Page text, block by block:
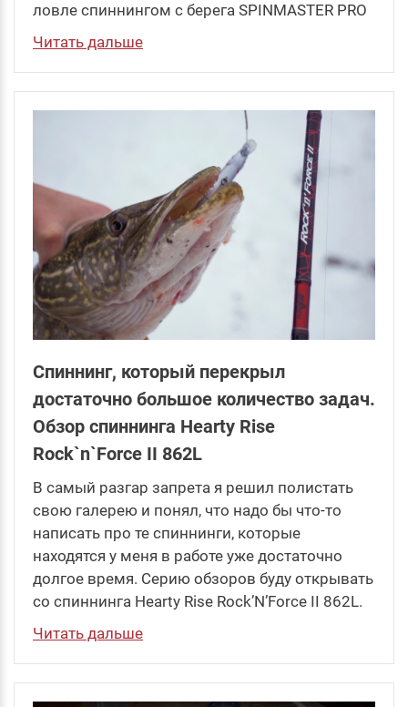
ловле спиннингом с берега SPINMASTER PRO
Читать дальше
Спиннинг, который перекрыл
достаточно большое количество задач.
Обзор спиннинга Hearty Rise
Rock`n`Force II 862L
В самый разгар запрета я решил полистать
свою галерею и понял, что надо бы что-то
написать про те спиннинги, которые
находятся у меня в работе уже достаточно
долгое время. Серию обзоров буду открывать
со спиннинга Hearty Rise Rock’N’Force II 862L.
Читать дальше